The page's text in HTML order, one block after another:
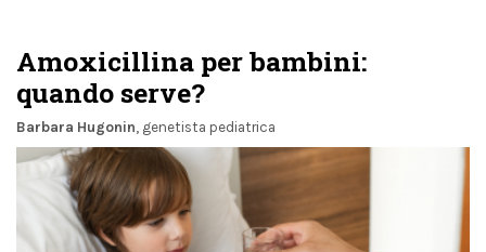
Amoxicillina per bambini:
quando serve?
Barbara Hugonin, genetista pediatrica